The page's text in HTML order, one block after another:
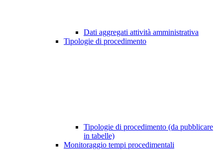
Dati aggregati attività amministrativa
Tipologie di procedimento
Tipologie di procedimento (da pubblicare
in tabelle)
Monitoraggio tempi procedimentali